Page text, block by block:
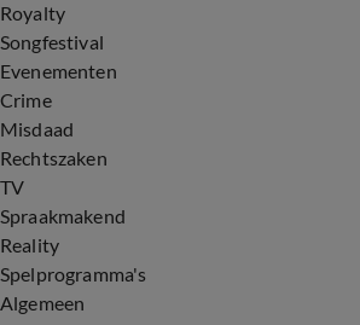
Royalty
Songfestival
Evenementen
Crime
Misdaad
Rechtszaken
TV
Spraakmakend
Reality
Spelprogramma's
Algemeen